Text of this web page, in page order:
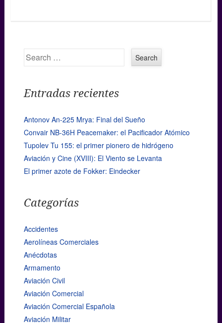
Search
Entradas recientes
Antonov An-225 Mrya: Final del Sueño
Convair NB-36H Peacemaker: el Pacificador Atómico
Tupolev Tu 155: el primer pionero de hidrógeno
Aviación y Cine (XVIII): El Viento se Levanta
El primer azote de Fokker: Eindecker
Categorías
Accidentes
Aerolíneas Comerciales
Anécdotas
Armamento
Aviación Civil
Aviación Comercial
Aviación Comercial Española
Aviación Militar